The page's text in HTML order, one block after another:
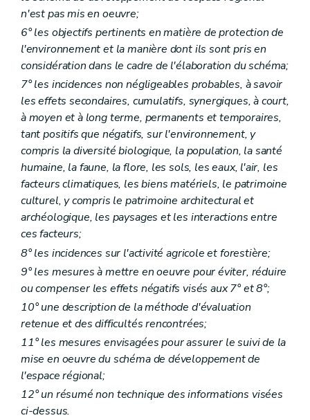
Art. 315
Chapitre X De l'instruction des demandes de permis de bâtir et de lotir
Section première De l'instruction des demandes de permis de bâtir
Sous-section première Des demandes nécessitant l'avis conforme du fonctionnaire délégué
Art. 316
Art. 317
Art. 318
Art. 319
Art. 320
Sous-section 2 Des demandes ne nécessitant pas l'avis du fonctionnaire délégué
Art. 321
Art. 322
Sous-section 3 Des demandes de dérogations à un permis de lotir ou à un plan particulier d'aménagement
Art. 323
Section 2 De l'instruction des demandes de permis de lotir
Sous-section première Des demandes nécessitant l'avis conforme du fonctionnaire délégué
Art. 324
Art. 327
Sous-section 2 Des demandes ne nécessitant pas l'avis conforme du fonctionnaire délégué
Art. 328
Sous-section 3 Des modifications d'un permis de lotir
Art. 329
Chapitre XI (Des demandes de permis d'urbanisme, de permis de lotir et de certificats d'urbanisme soumises à une enquête publique et des modalités de ces enquêtes publiques
Section première
Des demandes de permis d'urbanisme, de permis de lotir et de certificats d'urbanisme soumises à une enquête publique
Art. 330
Art. 331
Section 2
Art. 332
Art. 333
n'est pas mis en oeuvre;
6° les objectifs pertinents en matière de protection de
l'environnement et la manière dont ils sont pris en
considération dans le cadre de l'élaboration du schéma;
7° les incidences non négligeables probables, à savoir
les effets secondaires, cumulatifs, synergiques, à court,
à moyen et à long terme, permanents et temporaires,
tant positifs que négatifs, sur l'environnement, y
compris la diversité biologique, la population, la santé
humaine, la faune, la flore, les sols, les eaux, l'air, les
facteurs climatiques, les biens matériels, le patrimoine
culturel, y compris le patrimoine architectural et
archéologique, les paysages et les interactions entre
ces facteurs;
8° les incidences sur l'activité agricole et forestière;
9° les mesures à mettre en oeuvre pour éviter, réduire
ou compenser les effets négatifs visés aux 7° et 8°;
10° une description de la méthode d'évaluation
retenue et des difficultés rencontrées;
11° les mesures envisagées pour assurer le suivi de la
mise en oeuvre du schéma de développement de
l'espace régional;
12° un résumé non technique des informations visées
ci-dessus.